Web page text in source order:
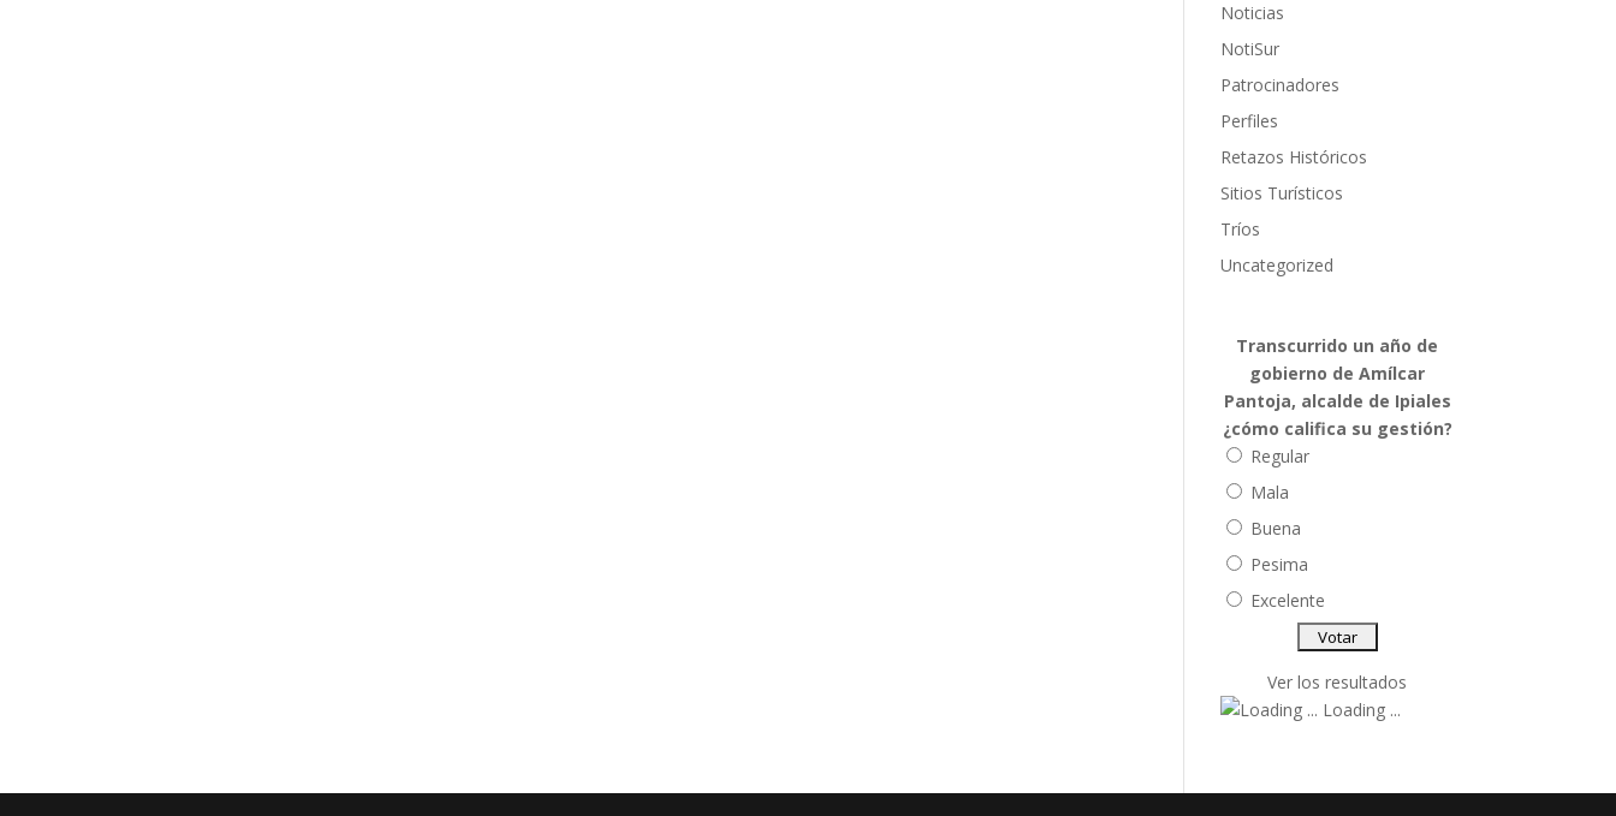
Noticias
NotiSur
Patrocinadores
Perfiles
Retazos Históricos
Sitios Turísticos
Tríos
Uncategorized
Transcurrido un año de
gobierno de Amílcar
Pantoja, alcalde de Ipiales
¿cómo califica su gestión?
Regular
Mala
Buena
Pesima
Excelente
Ver los resultados
Loading ...